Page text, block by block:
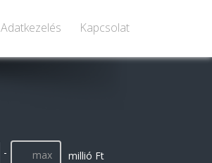
Adatkezelés Kapcsolat
-
millió Ft